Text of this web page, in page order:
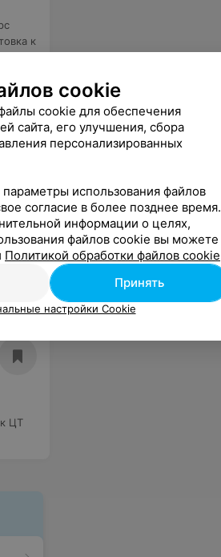
к
ЦТ
cookie
cookie для обеспечения
сайта, его улучшения, сбора
персонализированных
использования файлов
согласие в более позднее время.
информации о целях,
файлов cookie вы можете
Политикой обработки файлов cookie
Принять
настройки Cookie